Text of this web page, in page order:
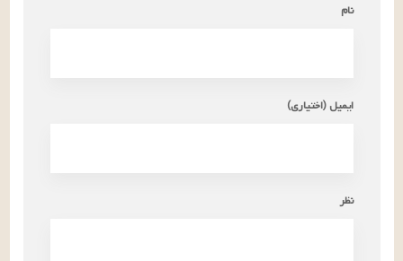
نام
ایمیل (اختیاری)
نظر